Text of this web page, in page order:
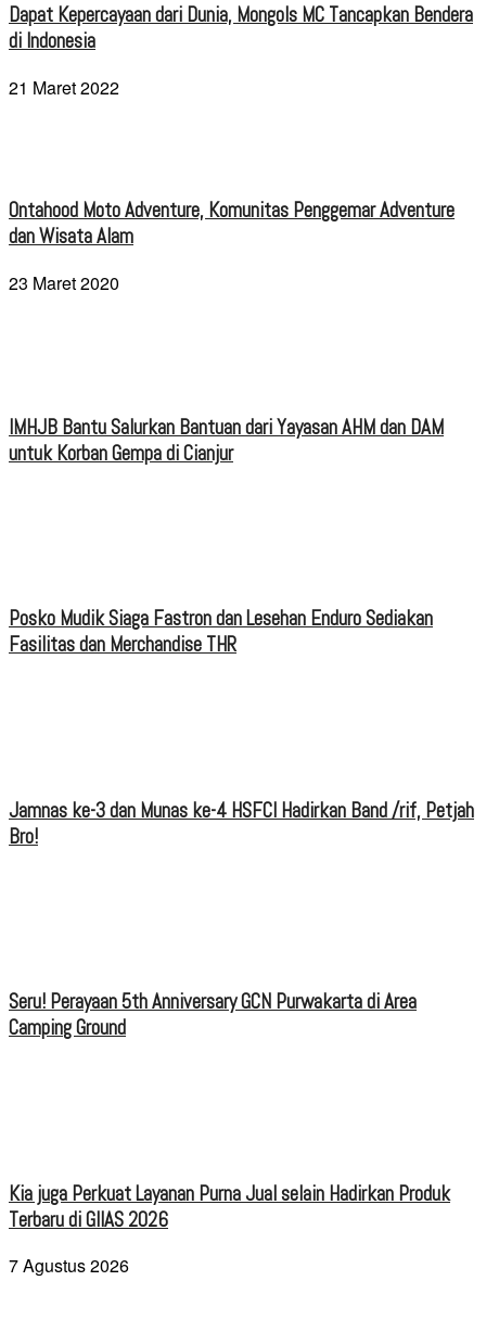
Dapat Kepercayaan dari Dunia, Mongols MC Tancapkan Bendera
di Indonesia
21 Maret 2022
Ontahood Moto Adventure, Komunitas Penggemar Adventure
dan Wisata Alam
23 Maret 2020
IMHJB Bantu Salurkan Bantuan dari Yayasan AHM dan DAM
untuk Korban Gempa di Cianjur
Posko Mudik Siaga Fastron dan Lesehan Enduro Sediakan
Fasilitas dan Merchandise THR
Jamnas ke-3 dan Munas ke-4 HSFCI Hadirkan Band /rif, Petjah
Bro!
Seru! Perayaan 5th Anniversary GCN Purwakarta di Area
Camping Ground
Kia juga Perkuat Layanan Purna Jual selain Hadirkan Produk
Terbaru di GIIAS 2026
7 Agustus 2026